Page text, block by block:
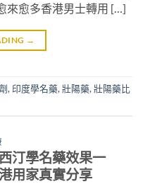
來愈多香港男士轉用 […]
→
, 印度學名藥, 壯陽藥, 壯陽藥比
汀學名藥效果一
用家真實分享